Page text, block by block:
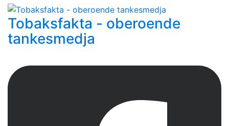
Tobaksfakta - oberoende
tankesmedja